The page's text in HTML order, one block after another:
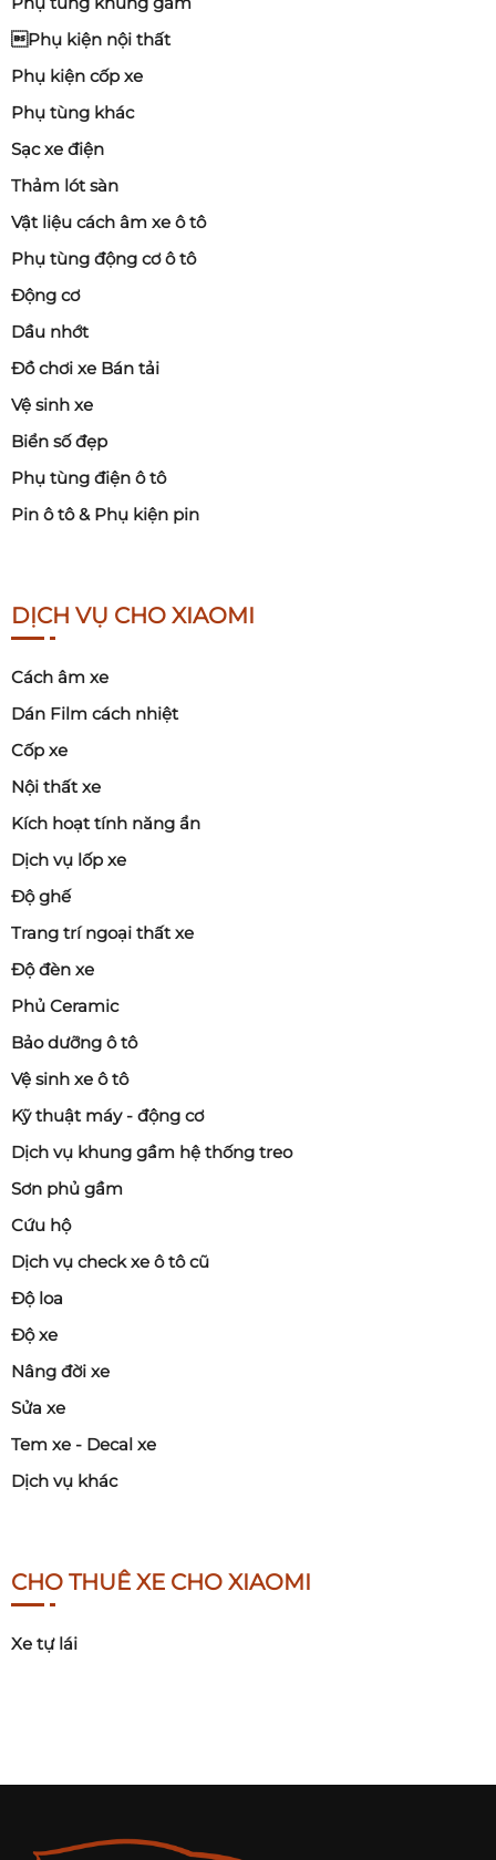
Phụ kiện nội thất
Phụ kiện cốp xe
Phụ tùng khác
Sạc xe điện
Thảm lót sàn
Vật liệu cách âm xe ô tô
Phụ tùng động cơ ô tô
Động cơ
Dầu nhớt
Đồ chơi xe Bán tải
Vệ sinh xe
Biển số đẹp
Phụ tùng điện ô tô
Pin ô tô & Phụ kiện pin
DỊCH VỤ CHO XIAOMI
Cách âm xe
Dán Film cách nhiệt
Cốp xe
Nội thất xe
Kích hoạt tính năng ẩn
Dịch vụ lốp xe
Độ ghế
Trang trí ngoại thất xe
Độ đèn xe
Phủ Ceramic
Bảo dưỡng ô tô
Vệ sinh xe ô tô
Kỹ thuật máy - động cơ
Dịch vụ khung gầm hệ thống treo
Sơn phủ gầm
Cứu hộ
Dịch vụ check xe ô tô cũ
Độ loa
Độ xe
Nâng đời xe
Sửa xe
Tem xe - Decal xe
Dịch vụ khác
CHO THUÊ XE CHO XIAOMI
Xe tự lái